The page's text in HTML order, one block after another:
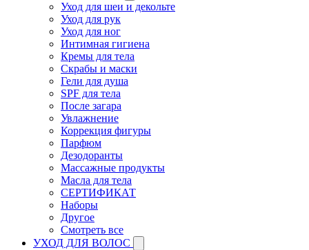
Уход для шеи и декольте
Уход для рук
Уход для ног
Интимная гигиена
Кремы для тела
Скрабы и маски
Гели для душа
SPF для тела
После загара
Увлажнение
Коррекция фигуры
Парфюм
Дезодоранты
Массажные продукты
Масла для тела
СЕРТИФИКАТ
Наборы
Другое
Смотреть все
УХОД ДЛЯ ВОЛОС